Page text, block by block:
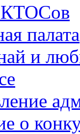
КТОСов
палата
и
о